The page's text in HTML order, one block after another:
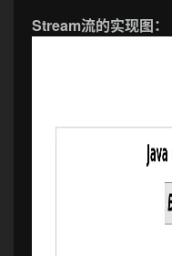
Stream流的实现图：